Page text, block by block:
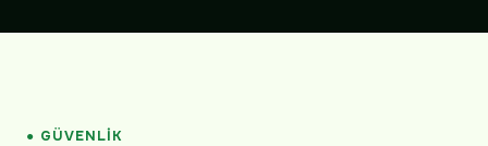
● GÜVENLIK